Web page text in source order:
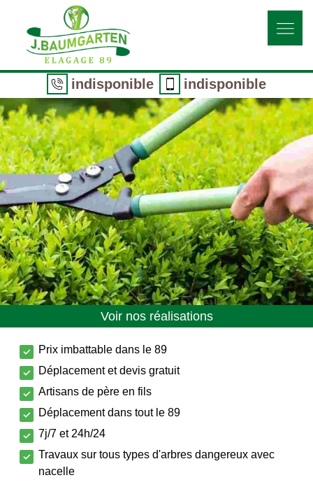
indisponible indisponible
Voir nos réalisations
Prix imbattable dans le 89
Déplacement et devis gratuit
Artisans de père en fils
Déplacement dans tout le 89
7j/7 et 24h/24
Travaux sur tous types d'arbres dangereux avec
nacelle